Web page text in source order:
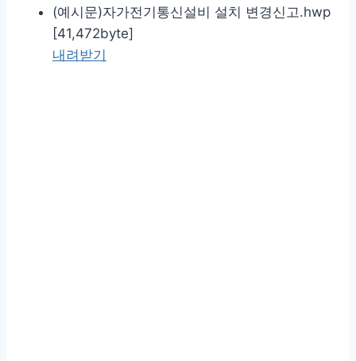
(예시문)자가전기통신설비 설치 변경신고.hwp
[41,472byte]
내려받기